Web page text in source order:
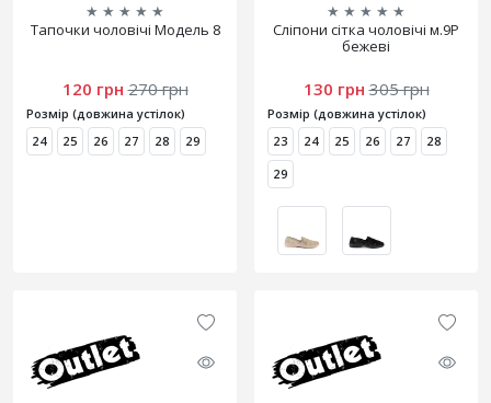
★ ★ ★ ★ ★
Тапочки чоловічі Модель 8
120 грн 270 грн
Розмір (довжина устілок)
24
25 26 27 28 29
★ ★ ★ ★ ★
Сліпони сітка чоловічі м.9Р
бежеві
130 грн 305 грн
Розмір (довжина устілок)
23
24 25 26 27
28
29